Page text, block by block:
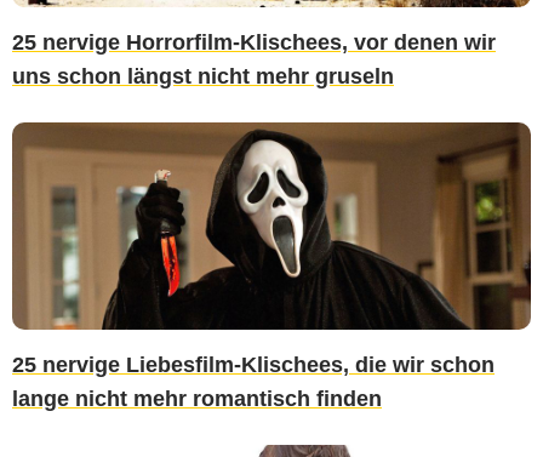
25 nervige Horrorfilm-Klischees, vor denen wir
uns schon längst nicht mehr gruseln
25 nervige Liebesfilm-Klischees, die wir schon
lange nicht mehr romantisch finden